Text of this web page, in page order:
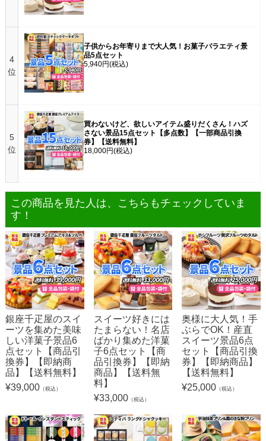
4
位
子供からお年寄りまで大人気！お菓子バラエティ景
品5点セット
5,940円(税込)
5
位
買わないけど、欲しいアイテム盛りだくさん！ハズ
さない景品15点セット【多点数】【一部商品引換
券】【送料無料】
18,000円(税込)
この商品を見た人は、こちらもチェックしていま
す！
銀座千疋屋のスイ
ーツを集めた美味
しい洋菓子景品6
点セット【商品引
換券】【即納商
品】【送料無料】
¥39,000（税込）
スイーツ好きには
たまらない！名店
ばかり集めた洋菓
子6点セット【商
品引換券】【即納
商品】【送料無
料】
¥33,000（税込）
奥様に大人気！手
ぶらでOK！産直
スイーツ景品6点
セット【商品引換
券】【即納商品】
【送料無料】
¥25,000 （税込）